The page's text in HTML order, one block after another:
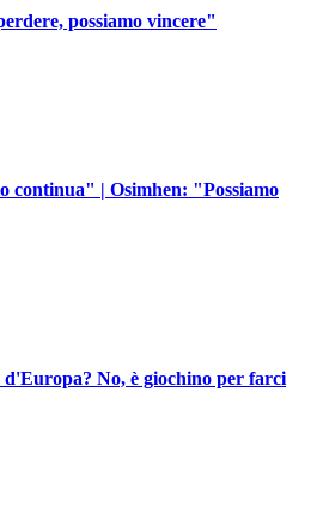
possiamo vincere"
| Osimhen: "Possiamo
No, è giochino per farci